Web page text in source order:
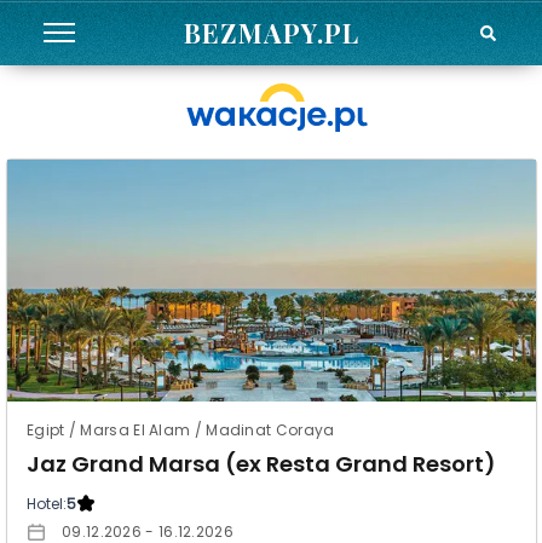
BEZMAPY.PL
Egipt / Marsa El Alam / Madinat Coraya
Jaz Grand Marsa (ex Resta Grand Resort)
Hotel:5
09.12.2026 - 16.12.2026